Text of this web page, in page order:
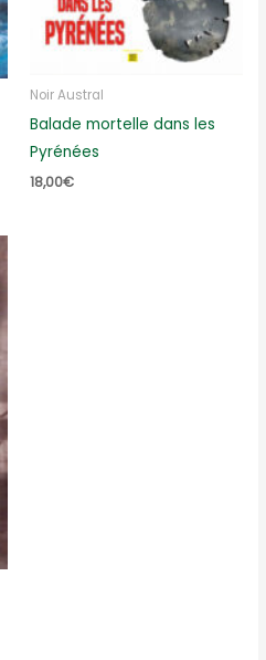
Noir Austral
Balade mortelle dans les
Pyrénées
18,00€